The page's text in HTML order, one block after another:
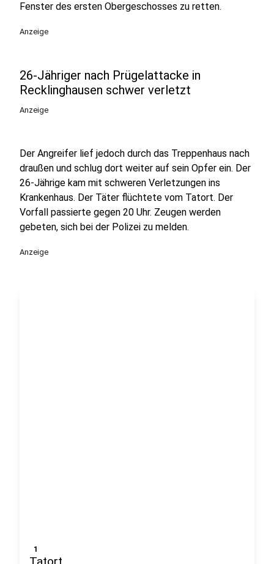
Fenster des ersten Obergeschosses zu retten.
Anzeige
26-Jähriger nach Prügelattacke in
Recklinghausen schwer verletzt
Anzeige
Der Angreifer lief jedoch durch das Treppenhaus nach
draußen und schlug dort weiter auf sein Opfer ein. Der
26-Jährige kam mit schweren Verletzungen ins
Krankenhaus. Der Täter flüchtete vom Tatort. Der
Vorfall passierte gegen 20 Uhr. Zeugen werden
gebeten, sich bei der Polizei zu melden.
Anzeige
1